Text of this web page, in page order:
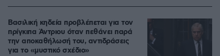
Βασιλική κηδεία προβλέπεται για τον
πρίγκιπα Άντριου όταν πεθάνει παρά
την αποκαθήλωσή του, αντιδράσεις
για το «μυστικό σχέδιο»